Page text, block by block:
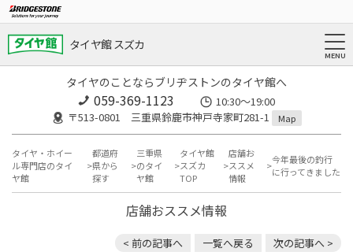
タイヤ館 スズカ
タイヤのことならブリヂストンのタイヤ館へ
059-369-1123
10:30～19:00
〒513-0801 三重県鈴鹿市神戸寺家町281-1
Map
タイヤ・ホイー
ル専門店のタイ
ヤ館
都道府
県から
探す
三重県
のタイ
ヤ館
タイヤ館
スズカ
TOP
店舗お
ススメ
情報
今年最後の釣行
に行ってきました
店舗おススメ情報
< 前の記事へ 一覧へ戻る 次の記事へ >